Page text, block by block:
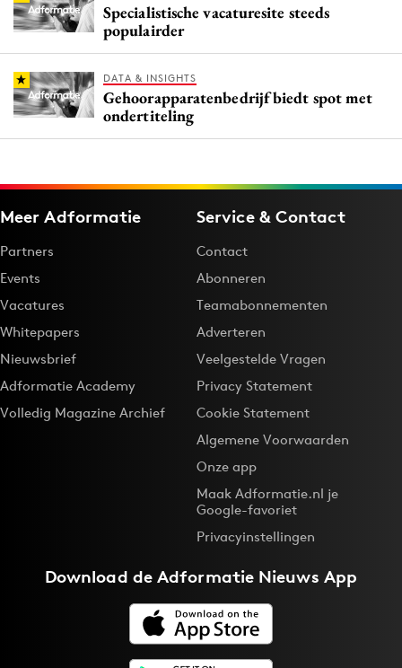
Specialistische vacaturesite steeds
populairder
DATA & INSIGHTS
Gehoorapparatenbedrijf biedt spot met
ondertiteling
Meer Adformatie
Partners
Events
Vacatures
Whitepapers
Nieuwsbrief
Adformatie Academy
Volledig Magazine Archief
Service & Contact
Contact
Abonneren
Teamabonnementen
Adverteren
Veelgestelde Vragen
Privacy Statement
Cookie Statement
Algemene Voorwaarden
Onze app
Maak Adformatie.nl je
Google-favoriet
Privacyinstellingen
Download deAdformatie Nieuws App